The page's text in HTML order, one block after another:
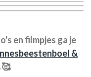
en filmpjes ga je
&
🥰